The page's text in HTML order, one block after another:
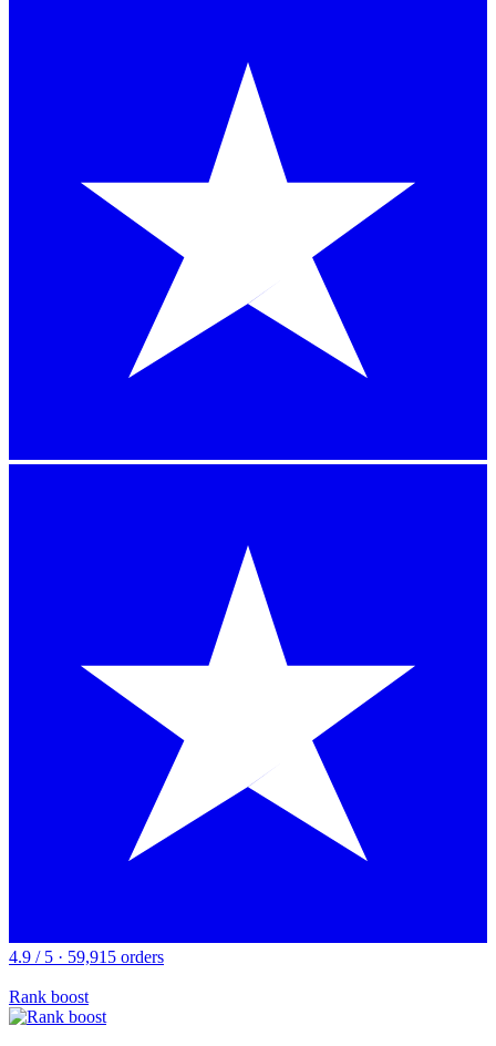
4.9 / 5 · 59,915 orders
Rank boost